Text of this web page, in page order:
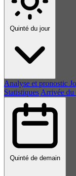
Quinté du jour
Analyse et pronostic
Statistiques Arrivée du
Quinté de demain